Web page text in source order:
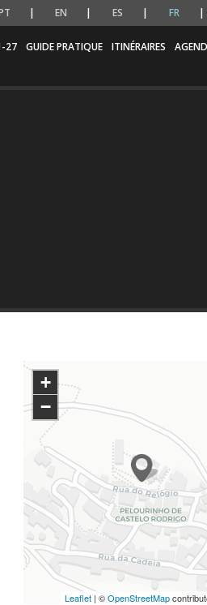
EN ES FR
27 GUIDE PRATIQUE ITINÉRAIRES
+
−
Leaflet | ©OpenStreetMap